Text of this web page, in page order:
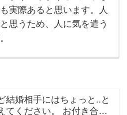
実際あると思います。人
思うため、人に気を遣う
結婚相手にはちょっと..と
い。 お付き合い